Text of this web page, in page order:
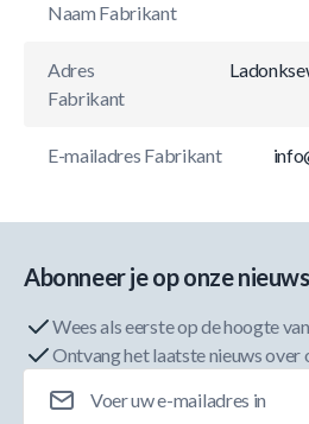
Naam Fabrikant
Adres
Fabrikant
E-mailadres Fabrikant
Abonneer je op onze
Wees als eerste op de hoogte
Ontvang het laatste nieuws over